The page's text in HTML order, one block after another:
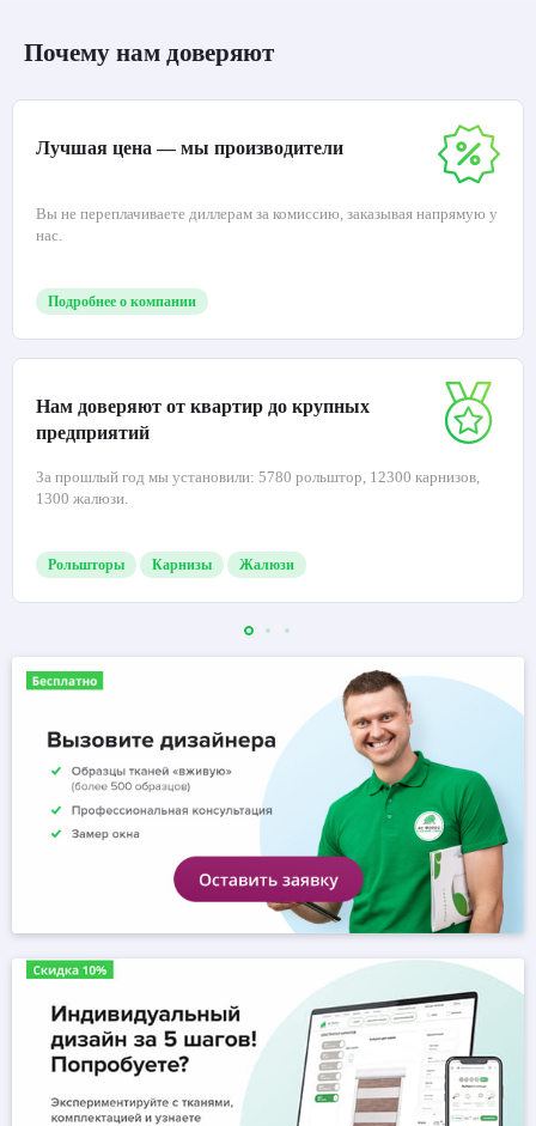
Почему нам доверяют
Лучшая цена — мы производители
Вы не переплачиваете диллерам за комиссию, заказывая напрямую у
нас.
Подробнее о компании
Нам доверяют от квартир до крупных
предприятий
За прошлый год мы установили: 5780 рольштор, 12300 карнизов,
1300 жалюзи.
Рольшторы Карнизы Жалюзи